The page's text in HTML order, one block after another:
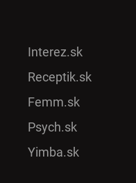
Interez.sk
Receptik.sk
Femm.sk
Psych.sk
Yimba.sk